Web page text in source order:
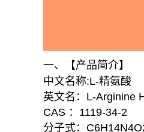
一、【产品简介】
中文名称:L-精氨酸
英文名：L-Arginine
CAS ：1119-34-2
分子式：